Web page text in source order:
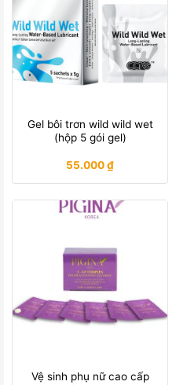
Gel bôi trơn wild wild wet
(hộp 5 gói gel)
55.000₫
Vệ sinh phụ nữ cao cấp